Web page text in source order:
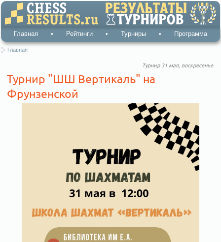
Главная • Рейтинги • Турниры • Программа
Главная
Турнир 31 мая, воскресенье
Турнир "ШШ Вертикаль" на
Фрунзенской